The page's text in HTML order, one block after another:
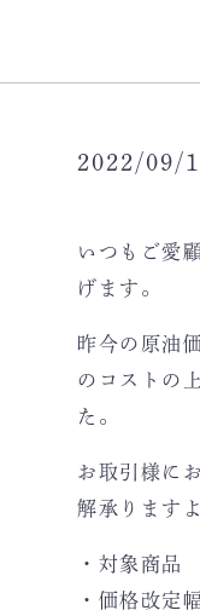
2022/09/
いつもご愛
げます。
昨今の原油
のコストの
た。
お取引様に
解承ります
・対象商品
・価格改定